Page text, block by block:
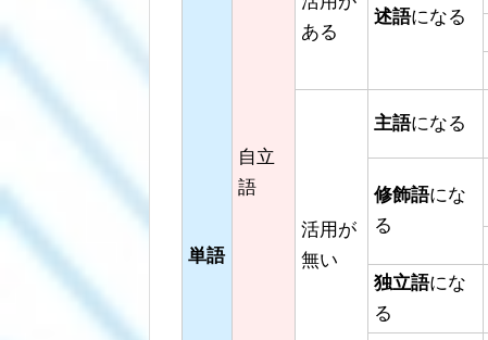
単語
自立
語
ある
述語になる
活用が
無い
主語になる
修飾語にな
る
独立語にな
る